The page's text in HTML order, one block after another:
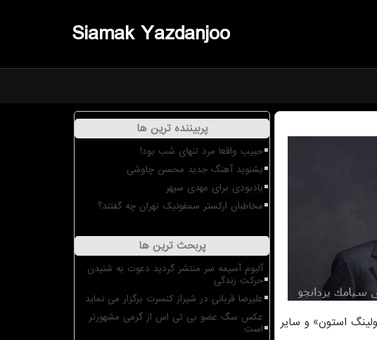
Siamak Yazdanjoo
استون» و سایر
پربیننده ترین ها
حبیب واقعا مرد تنهای شب بود!
بشنوید آهنگ جدید محسن چاوشی
یادبودی برای مهدی سپهر
مخاطبان ارکستر سمفونیک تهران چه گفتند؟
پربحث ترین ها
آلبوم آسیمه سر منتشر گردید دعوت به شنیدن
حرکت زندگی
علیرضا قربانی در شیراز کنسرت برگزار می نماید
عکس سگ عضو بی تی اس از گرمی مشهورتر
است